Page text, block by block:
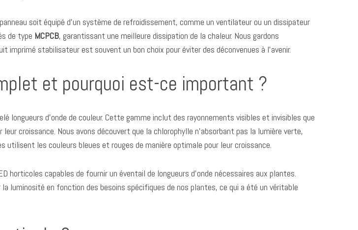
soit équipé d’un système de refroidissement, comme un ventilateur ou un dissipateur
de type MCPCB, garantissant une meilleure dissipation de la chaleur. Nous gardons
stabilisateur est souvent un bon choix pour éviter des déconvenues à l’avenir.
et pourquoi est-ce important ?
d’onde de couleur. Cette gamme inclut des rayonnements visibles et invisibles que
croissance. Nous avons découvert que la chlorophylle n’absorbant pas la lumière verte,
les couleurs bleues et rouges de manière optimale pour leur croissance.
capables de fournir un éventail de longueurs d’onde nécessaires aux plantes.
luminosité en fonction des besoins spécifiques de nos plantes, ce qui a été un véritable